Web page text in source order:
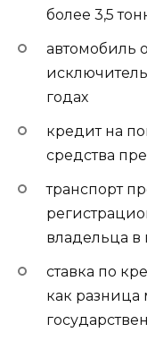
более 3,5
автомобиль
годах
кредит на
средства
транспорт
владельца
ставка по
как разница